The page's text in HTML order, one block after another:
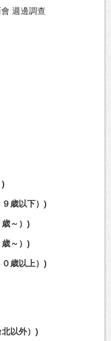
週邊調查
)
歳以下）)
～）)
～）)
歳以上）)
以外）)